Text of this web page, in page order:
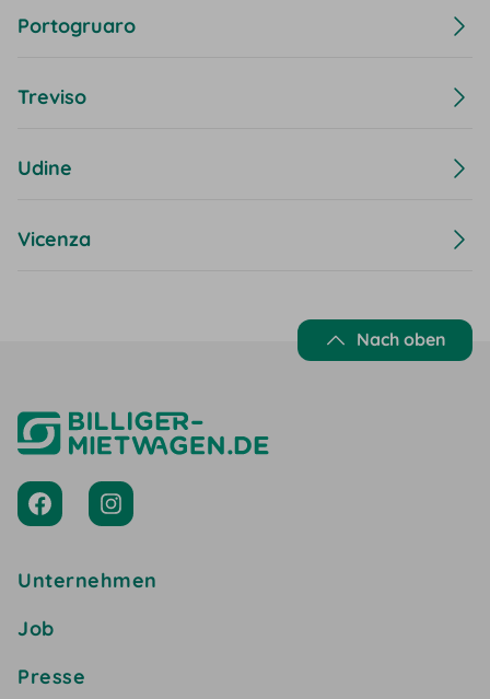
Portogruaro
Treviso
Udine
Vicenza
Nach oben
Unternehmen
Job
Presse